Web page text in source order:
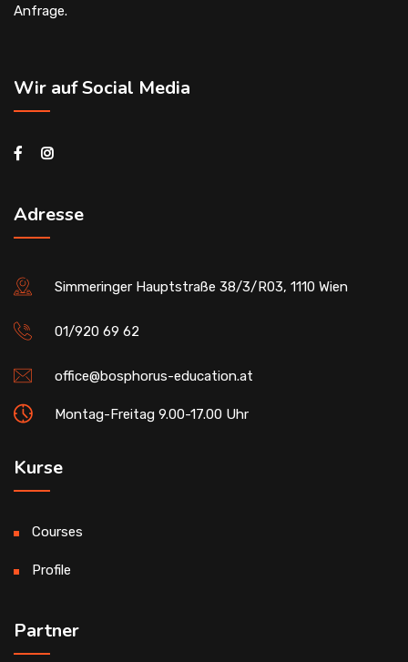
Anfrage.
Wir auf Social Media
Adresse
Simmeringer Hauptstraße 38/3/R03, 1110 Wien
01/920 69 62
office@bosphorus-education.at
Montag-Freitag 9.00-17.00 Uhr
Kurse
Courses
Profile
Partner